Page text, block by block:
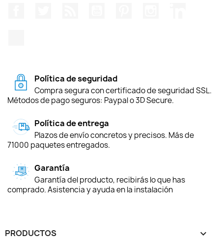
Política de seguridad
Compra segura con certificado de seguridad SSL.
Métodos de pago seguros: Paypal o 3D Secure.
Política de entrega
Plazos de envío concretos y precisos. Más de
71000 paquetes entregados.
Garantía
Garantía del producto, recibirás lo que has
comprado. Asistencia y ayuda en la instalación
PRODUCTOS 